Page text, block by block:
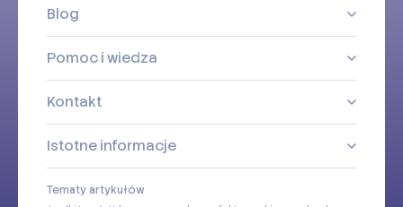
Blog
Pomoc i wiedza
Kontakt
Istotne informacje
Tematy artykułów